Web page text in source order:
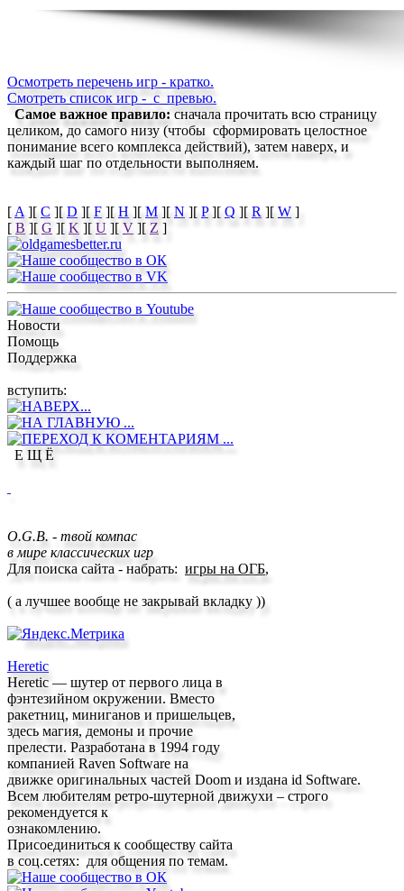
Осмотреть перечень игр - кратко.
Смотреть список игр - с превью.
Самое важное правило: сначала прочитать всю страницу
целиком, до самого низу (чтобы сформировать целостное
понимание всего комплекса действий), затем наверх, и
каждый шаг по отдельности выполняем.
[ A ][ C ][ D ][ F ][ H ][ M ][ N ][ P][ Q ][ R ][ W ]
[ B ][ G ][ K ][ U ][ V ][ Z ]
Новости
Помощь
Поддержка
вступить:
Е Щ Ё
O.G.B. - твой компас
в мире классических игр
Для поиска сайта - набрать: игры на ОГБ,
( а лучшее вообще не закрывай вкладку ))
Heretic
Heretic — шутер от первого лица в
фэнтезийном окружении. Вместо
ракетниц, миниганов и пришельцев,
здесь магия, демоны и прочие
прелести. Разработана в 1994 году
компанией Raven Software на
движке оригинальных частей Doom и издана id Software.
Всем любителям ретро-шутерной движухи – строго
рекомендуется к
ознакомлению.
Присоединиться к сообществу сайта
в соц.сетях: для общения по темам.